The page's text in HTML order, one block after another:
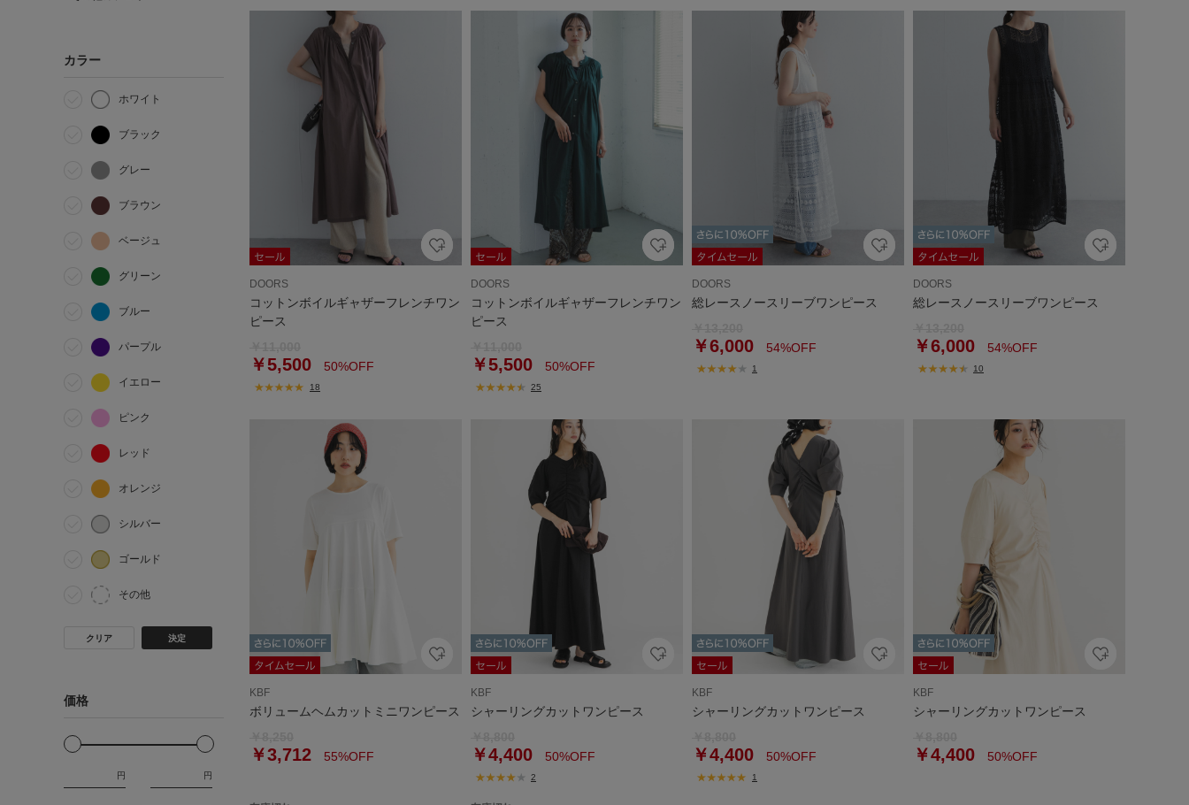
カラー
ホワイト
ブラック
グレー
ブラウン
ベージュ
グリーン
ブルー
パープル
イエロー
ピンク
レッド
オレンジ
シルバー
ゴールド
その他
クリア 決定
価格
円 円
DOORS
コットンボイルギャザーフレンチワン
ピース
￥5,500 50%OFF
18
DOORS
コットンボイルギャザーフレンチワン
ピース
￥5,500 50%OFF
25
DOORS
総レースノースリーブワンピース
￥6,000 54%OFF
1
DOORS
総レースノースリーブワンピース
￥6,000 54%OFF
10
KBF
ボリュームヘムカットミニワンピース
￥3,712 55%OFF
KBF
シャーリングカットワンピース
￥4,400 50%OFF
2
KBF
シャーリングカットワンピース
￥4,400 50%OFF
1
KBF
シャーリングカットワンピース
￥4,400 50%OFF